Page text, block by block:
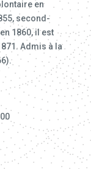
en
second-
1860, il est
Admis à la